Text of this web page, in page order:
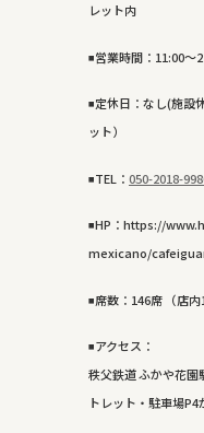
レット内
◾️営業時間：11:00〜
◾️定休日：なし(施設
ット）
◾️TEL： 050-2018-
◾️HP：https://
mexicano/
◾️席数：146席 （店
◾️アクセス：
秩父鉄道 ふかや花園
トレット・駐車場